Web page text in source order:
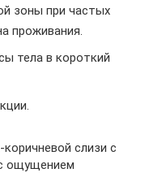
зоны при частых
проживания.
тела в короткий
слизи с
ощущением